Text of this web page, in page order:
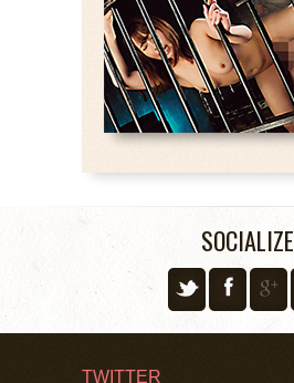
SOCIALIZE
TWITTER